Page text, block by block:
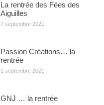
La rentrée des Fées des
Aiguilles
7 septembre 2021
Passion Créations… la
rentrée
1 septembre 2021
GNJ … la rentrée